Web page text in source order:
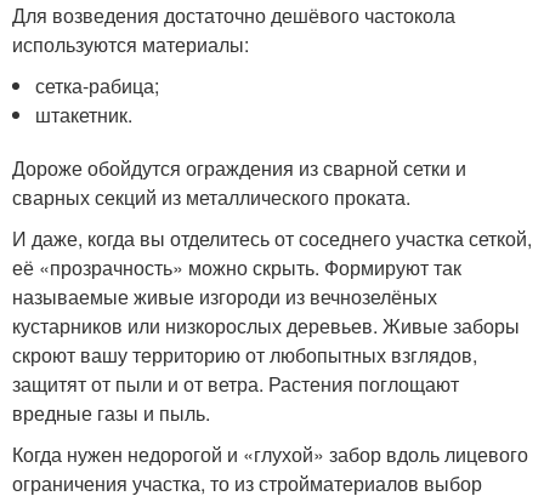
Для возведения достаточно дешёвого частокола
используются материалы:
сетка-рабица;
штакетник.
Дороже обойдутся ограждения из сварной сетки и
сварных секций из металлического проката.
И даже, когда вы отделитесь от соседнего участка сеткой,
её «прозрачность» можно скрыть. Формируют так
называемые живые изгороди из вечнозелёных
кустарников или низкорослых деревьев. Живые заборы
скроют вашу территорию от любопытных взглядов,
защитят от пыли и от ветра. Растения поглощают
вредные газы и пыль.
Когда нужен недорогой и «глухой» забор вдоль лицевого
ограничения участка, то из стройматериалов выбор